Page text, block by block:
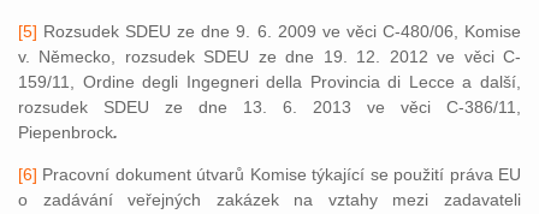
[5] Rozsudek SDEU ze dne 9. 6. 2009 ve věci C-480/06, Komise
v. Německo, rozsudek SDEU ze dne 19. 12. 2012 ve věci C-
159/11, Ordine degli Ingegneri della Provincia di Lecce a další,
rozsudek SDEU ze dne 13. 6. 2013 ve věci C-386/11,
Piepenbrock.
[6] Pracovní dokument útvarů Komise týkající se použití práva EU
o zadávání veřejných zakázek na vztahy mezi zadavateli